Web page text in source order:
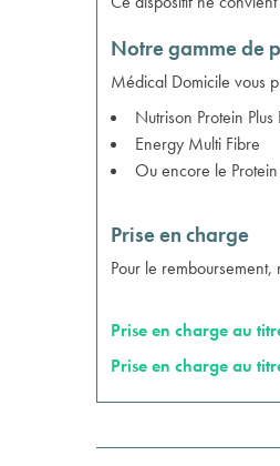
Notre gamme de
Médical Domicile vous
Nutrison Protein
Energy Multi Fibre
Ou encore le
Prise en charge
Pour le
Prise en charge au
Prise en charge au